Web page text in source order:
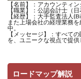
【名前】：アカウンティ
【職業】：公認会計士（日
【経歴】：大手監査法人
また上場会社の経理業務
中。
【メッセージ】：すべて
を、ユニークな視点で提供
ロードマップ解説